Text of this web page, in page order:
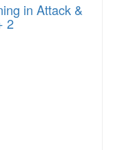
in Attack &
2